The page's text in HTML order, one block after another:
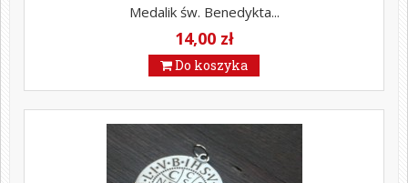
Medalik św. Benedykta...
14,00 zł
Do koszyka